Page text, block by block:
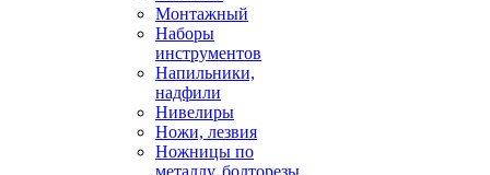
Монтажный
Наборы
инструментов
Напильники,
надфили
Нивелиры
Ножи, лезвия
Ножницы по
металлу, болторезы